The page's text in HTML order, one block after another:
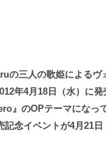
の三人の歌姫による
年4月18日（水）に
』のOPテーマになっ
記念イベントが4月21